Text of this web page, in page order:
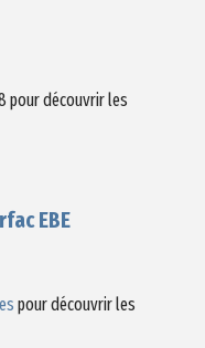
pour découvrir les
EBE
pour découvrir les